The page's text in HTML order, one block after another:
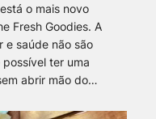
o mais novo
Fresh Goodies. A
e saúde não são
ter uma
abrir mão do…